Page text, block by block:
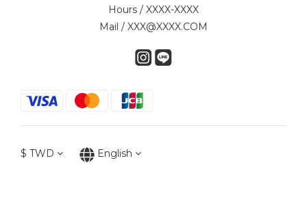
Hours / XXXX-XXXX
Mail / XXX@XXXX.COM
$ TWD English